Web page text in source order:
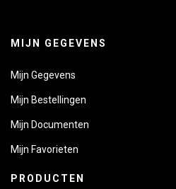
MIJN GEGEVENS
Mijn Gegevens
Mijn Bestellingen
Mijn Documenten
Mijn Favorieten
PRODUCTEN